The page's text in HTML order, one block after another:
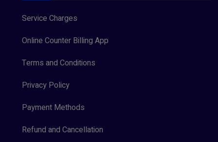
Service Charges
Online Counter Billing App
Terms and Conditions
Privacy Policy
Payment Methods
Refund and Cancellation